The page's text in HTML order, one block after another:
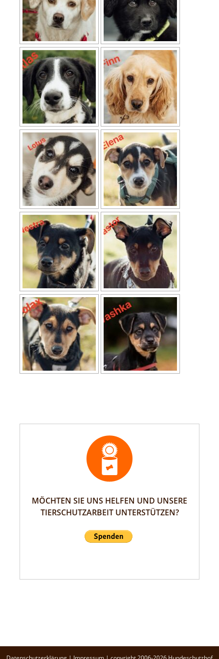
MÖCHTEN SIE UNS HELFEN UND UNSERE
TIERSCHUTZARBEIT UNTERSTÜTZEN?